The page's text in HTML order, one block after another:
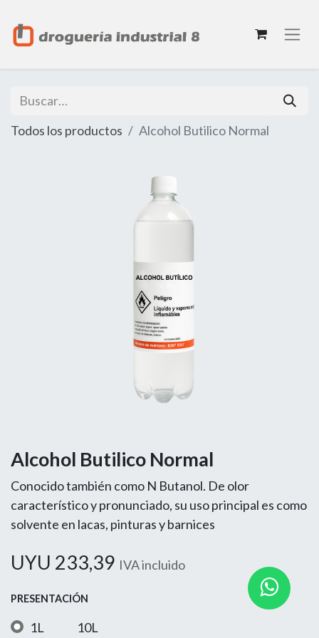
Todos los productos Alcohol Butilico Normal
Alcohol Butilico Normal
Conocido también como N Butanol. De olor
característico y pronunciado, su uso principal es como
solvente en lacas, pinturas y barnices
UYU 233,39 IVA incluido
PRESENTACIÓN
1L 10L